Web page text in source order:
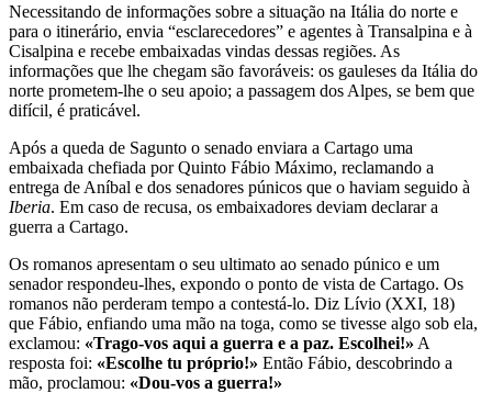
Necessitando de informações sobre a situação na Itália do norte e
para o itinerário, envia “esclarecedores” e agentes à Transalpina e à
Cisalpina e recebe embaixadas vindas dessas regiões. As
informações que lhe chegam são favoráveis: os gauleses da Itália do
norte prometem-lhe o seu apoio; a passagem dos Alpes, se bem que
difícil, é praticável.
Após a queda de Sagunto o senado enviara a Cartago uma
embaixada chefiada por Quinto Fábio Máximo, reclamando a
entrega de Aníbal e dos senadores púnicos que o haviam seguido à
Iberia. Em caso de recusa, os embaixadores deviam declarar a
guerra a Cartago.
Os romanos apresentam o seu ultimato ao senado púnico e um
senador respondeu-lhes, expondo o ponto de vista de Cartago. Os
romanos não perderam tempo a contestá-lo. Diz Lívio (XXI, 18)
que Fábio, enfiando uma mão na toga, como se tivesse algo sob ela,
exclamou: «Trago-vos aqui a guerra e a paz. Escolhei!» A
resposta foi: «Escolhe tu próprio!» Então Fábio, descobrindo a
mão, proclamou: «Dou-vos a guerra!»